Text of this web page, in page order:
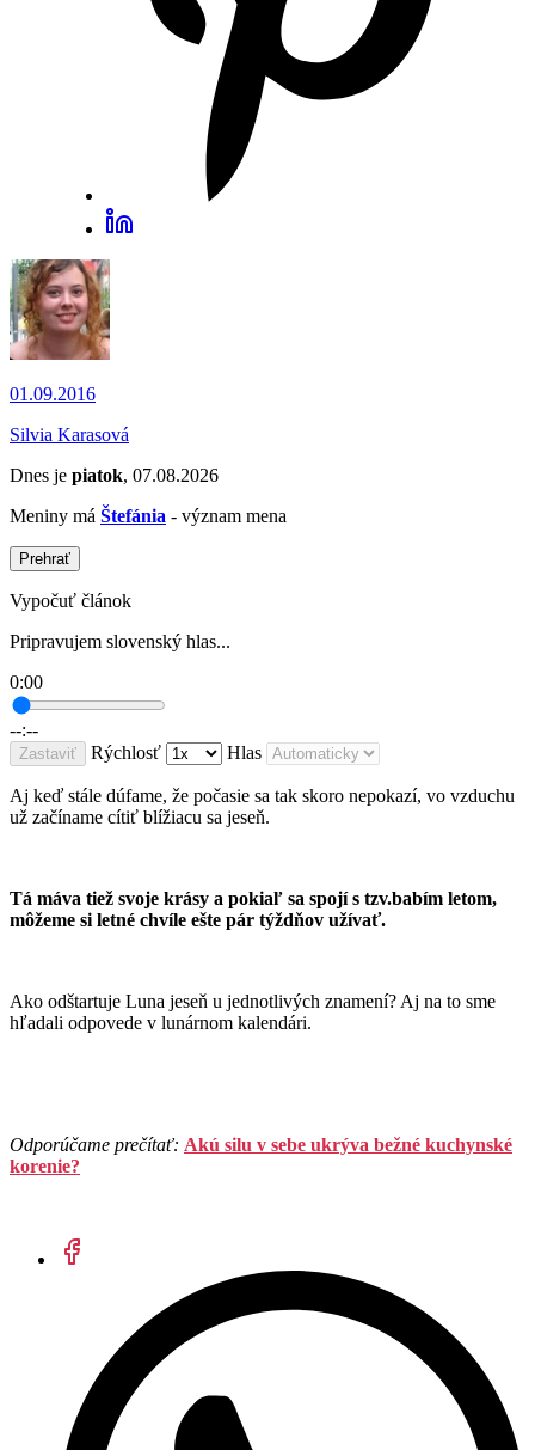
01.09.2016
Silvia Karasová
Dnes je piatok, 07.08.2026
Meniny má Štefánia - význam mena
Prehrať
Vypočuť článok
Pripravujem slovenský hlas...
0:00
--:--
Zastaviť Rýchlosť Hlas
Aj keď stále dúfame, že počasie sa tak skoro nepokazí, vo vzduchu
už začíname cítiť blížiacu sa jeseň.
Tá máva tiež svoje krásy a pokiaľ sa spojí s tzv.babím letom,
môžeme si letné chvíle ešte pár týždňov užívať.
Ako odštartuje Luna jeseň u jednotlivých znamení? Aj na to sme
hľadali odpovede v lunárnom kalendári.
Odporúčame prečítať: Akú silu v sebe ukrýva bežné kuchynské
korenie?